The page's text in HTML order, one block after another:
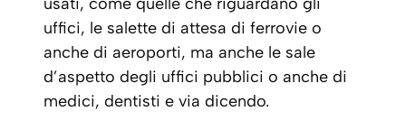
uffici, le salette di attesa di ferrovie o
anche di aeroporti, ma anche le sale
d’aspetto degli uffici pubblici o anche di
medici, dentisti e via dicendo.